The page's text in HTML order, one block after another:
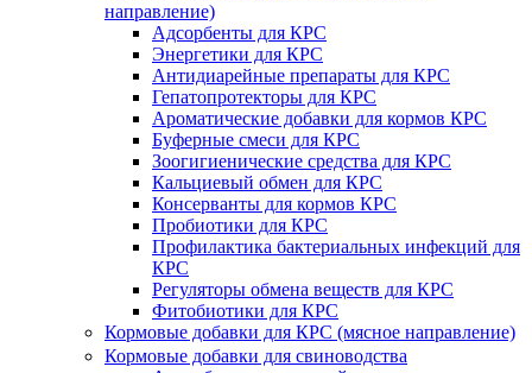
направление)
Адсорбенты для КРС
Энергетики для КРС
Антидиарейные препараты для КРС
Гепатопротекторы для КРС
Ароматические добавки для кормов КРС
Буферные смеси для КРС
Зоогигиенические средства для КРС
Кальциевый обмен для КРС
Консерванты для кормов КРС
Пробиотики для КРС
Профилактика бактериальных инфекций для
КРС
Регуляторы обмена веществ для КРС
Фитобиотики для КРС
Кормовые добавки для КРС (мясное направление)
Кормовые добавки для свиноводства